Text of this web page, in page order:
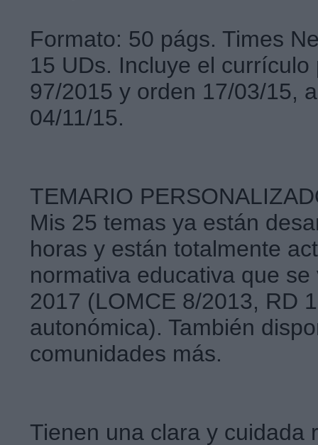
Formato: 50 págs. Times
15 UDs. Incluye el
97/2015 y orden 17/03/15,
04/11/15.
TEMARIO
Mis 25 temas ya están
horas y están totalmente
normativa educativa que
2017 (LOMCE 8/2013, RD
autonómica). También
comunidades más.
Tienen una clara y cuidada